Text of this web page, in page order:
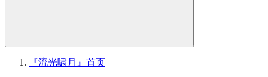
『流光啸月』 首页